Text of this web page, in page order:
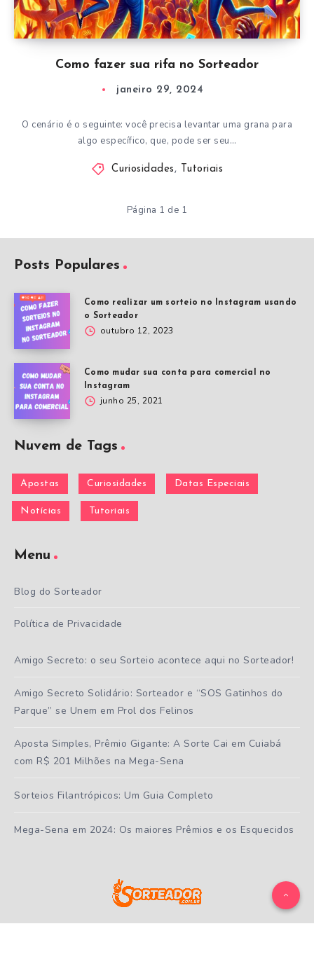
Como fazer sua rifa no Sorteador
janeiro 29, 2024
O cenário é o seguinte: você precisa levantar uma grana para
algo específico, que, pode ser seu…
Curiosidades, Tutoriais
Página 1 de 1
Posts Populares
Como realizar um sorteio no Instagram usando
o Sorteador
outubro 12, 2023
Como mudar sua conta para comercial no
Instagram
junho 25, 2021
Nuvem de Tags
Apostas Curiosidades Datas Especiais
Notícias Tutoriais
Menu
Blog do Sorteador
Política de Privacidade
Amigo Secreto: o seu Sorteio acontece aqui no Sorteador!
Amigo Secreto Solidário: Sorteador e “SOS Gatinhos do
Parque” se Unem em Prol dos Felinos
Aposta Simples, Prêmio Gigante: A Sorte Cai em Cuiabá
com R$ 201 Milhões na Mega-Sena
Sorteios Filantrópicos: Um Guia Completo
Mega-Sena em 2024: Os maiores Prêmios e os Esquecidos